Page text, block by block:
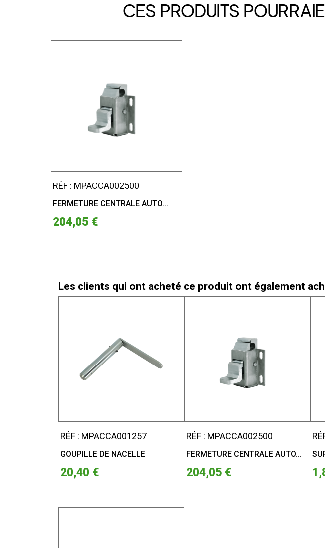
CES PRODUITS
RÉF : MPACCA002500
FERMETURE CENTRALE AUTO...
204,05 €
Les clients qui ont acheté ce produit ont également
RÉF : MPACCA001257
GOUPILLE DE NACELLE
20,40 €
RÉF : MPACCA002500
FERMETURE CENTRALE AUTO...
204,05 €